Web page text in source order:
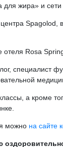
для жира» и
Spagolod,
Rosa
а кроме
можно на сайте